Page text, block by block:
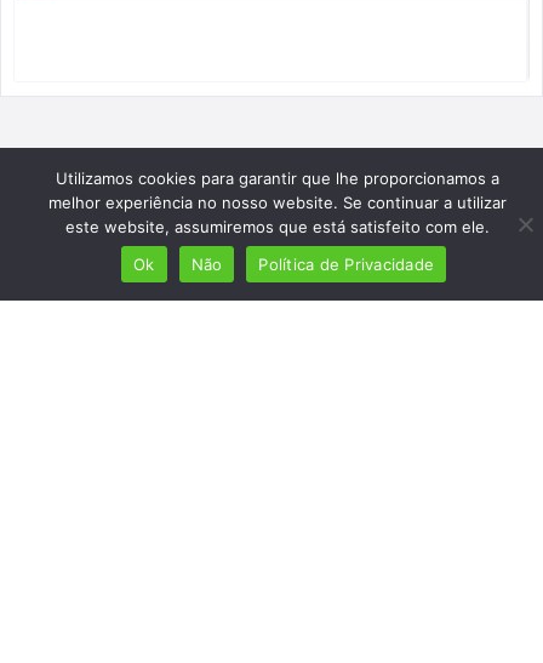
Utilizamos cookies para garantir que lhe proporcionamos a
melhor experiência no nosso website. Se continuar a utilizar
este website, assumiremos que está satisfeito com ele.
Ok
Não Política de Privacidade